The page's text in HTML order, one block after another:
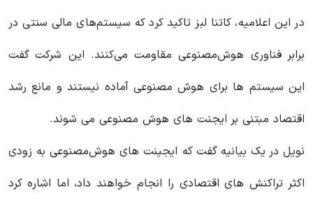
در این اعلامیه، کاتنا لبز تاکید کرد که سیستم‌های مالی سنتی در
برابر فناوری هوش‌مصنوعی مقاومت می‌کنند. این شرکت گفت
این سیستم ها برای هوش مصنوعی آماده نیستند و مانع رشد
اقتصاد مبتنی بر ایجنت های هوش مصنوعی می شوند.
نویل در یک بیانیه گفت که ایجینت های هوش‌مصنوعی به زودی
اکثر تراکنش های اقتصادی را انجام خواهند داد، اما اشاره کرد